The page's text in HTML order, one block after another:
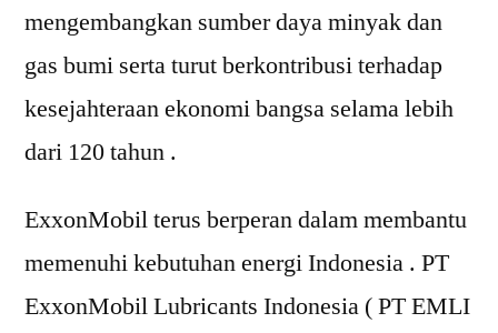
mengembangkan sumber daya minyak dan
gas bumi serta turut berkontribusi terhadap
kesejahteraan ekonomi bangsa selama lebih
dari 120 tahun .
ExxonMobil terus berperan dalam membantu
memenuhi kebutuhan energi Indonesia . PT
ExxonMobil Lubricants Indonesia ( PT EMLI